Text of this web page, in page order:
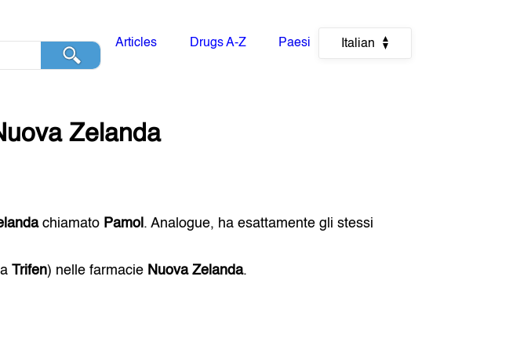
Articles Drugs A-Z Paesi Italian
Zelanda
chiamato Pamol . Analogue, ha esattamente gli stessi
aTrifen) nelle farmacie Nuova Zelanda.